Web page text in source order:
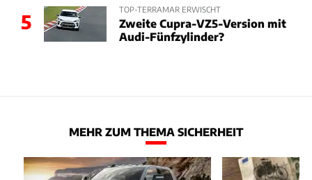
5
TOP-TERRAMAR ERWISCHT
Zweite Cupra-VZ5-Version mit
Audi-Fünfzylinder?
MEHR ZUM THEMA SICHERHEIT